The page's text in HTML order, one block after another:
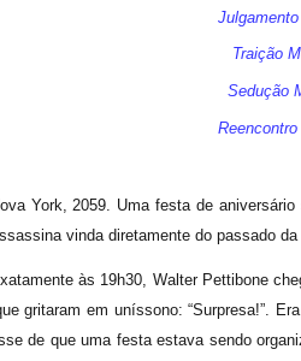
Traição
Sedução
York, 2059. Uma festa de
vinda diretamente do passado
às 19h30, Walter Pettibone
gritaram em uníssono: “Surpresa!”.
de que uma festa estava sendo